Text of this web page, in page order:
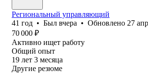
Региональный управляющий
41 год • Был вчера • Обновлено 27
70 000 ₽
Активно ищет работу
Общий опыт
19 лет 3 месяца
Другие резюме